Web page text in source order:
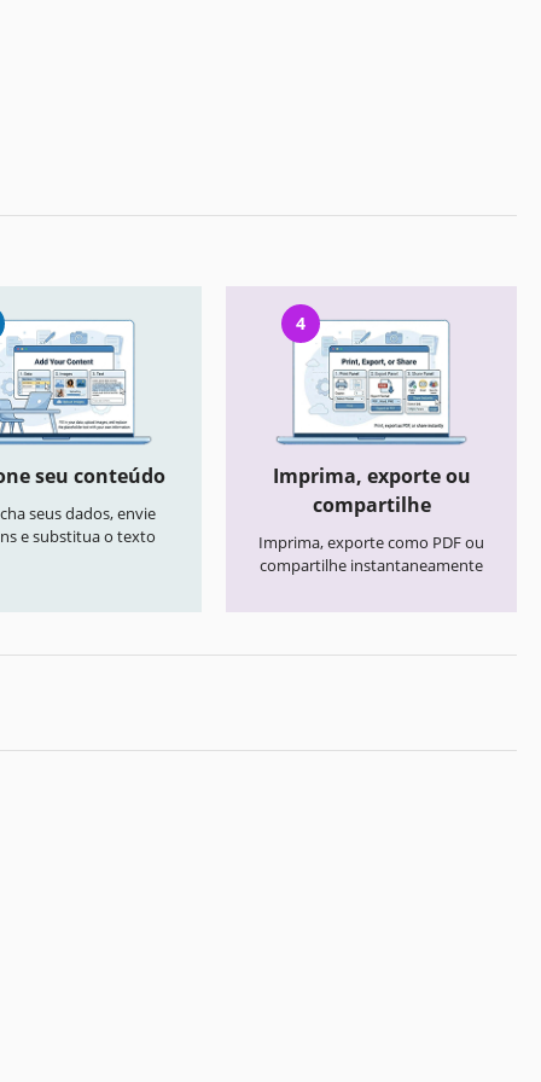
seu conteúdo
seus dados, envie
e substitua o texto
4
Imprima, exporte ou
compartilhe
Imprima, exporte como PDF ou
compartilhe instantaneamente